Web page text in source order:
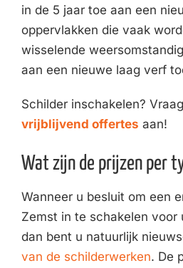
in de 5 jaar toe aan een
oppervlakken die vaak
wisselende
aan een nieuwe laag verf
Schilder inschakelen? Vraag
vrijblijvend offertes aan!
Wat zijn de prijzen per
Wanneer u besluit om een
Zemst in te schakelen voor
dan bent u natuurlijk
van de schilderwerken. De